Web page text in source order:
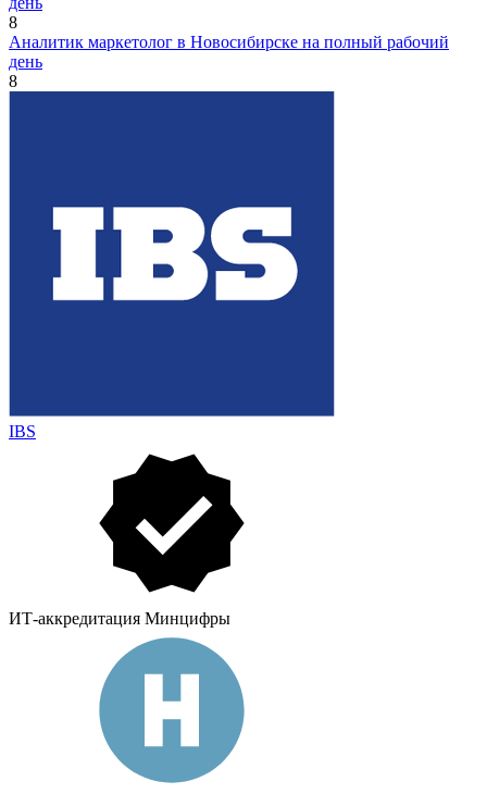
8
Аналитик маркетолог в Новосибирске на полный рабочий
день
8
IBS
ИТ-аккредитация Минцифры